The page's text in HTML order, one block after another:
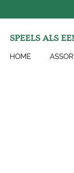
direct
de
hoofdinhoud
SPEELS ALS
HOME